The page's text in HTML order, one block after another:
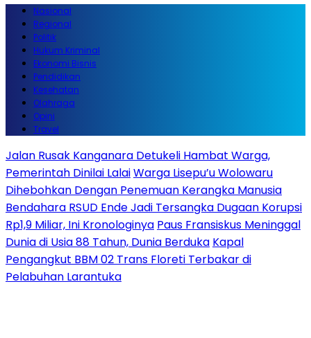
Nasional
Regional
Politik
Hukum Kriminal
Ekonomi Bisnis
Pendidikan
Kesehatan
Olahraga
Opini
Travel
Jalan Rusak Kanganara Detukeli Hambat Warga,
Pemerintah Dinilai LalaiWarga Lisepu’u Wolowaru
Dihebohkan Dengan Penemuan Kerangka Manusia
Bendahara RSUD Ende Jadi Tersangka Dugaan Korupsi
Rp1,9 Miliar, Ini Kronologinya Paus Fransiskus Meninggal
Dunia di Usia 88 Tahun, Dunia Berduka Kapal
Pengangkut BBM 02 Trans Floreti Terbakar di
Pelabuhan Larantuka